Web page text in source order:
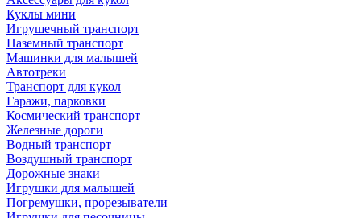
Куклы мини
Игрушечный транспорт
Наземный транспорт
Машинки для малышей
Автотреки
Транспорт для кукол
Гаражи, парковки
Космический транспорт
Железные дороги
Водный транспорт
Воздушный транспорт
Дорожные знаки
Игрушки для малышей
Погремушки, прорезыватели